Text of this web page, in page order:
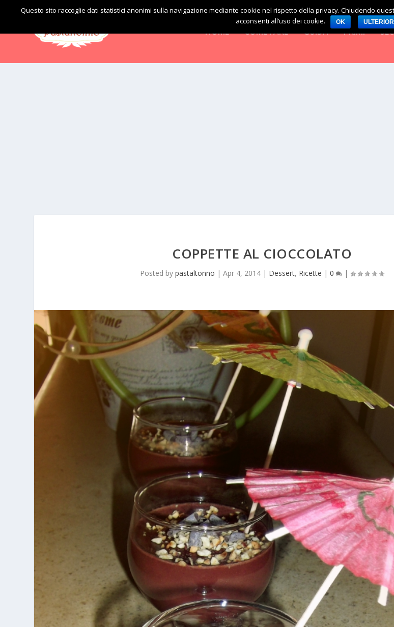
HOME COME FARE GUIDA PRIMI
COPPETTE AL CIOCCOLATO
Posted bypastaltonno |Apr 4, 2014 | Dessert, Ricette |0 |
Questo sito raccoglie dati statistici anonimi sulla navigazione mediante cookie nel rispetto della privacy. Chiudendo
acconsenti all’uso dei cookie.
OK